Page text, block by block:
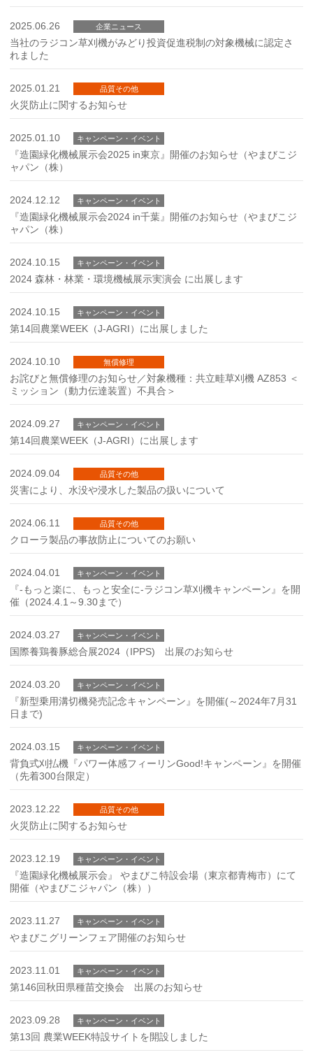
2025.06.26 企業ニュース
当社のラジコン草刈機がみどり投資促進税制の対象機械に認定さ
れました
2025.01.21 品質その他
火災防止に関するお知らせ
2025.01.10 キャンペーン・イベント
『造園緑化機械展示会2025 in東京』開催のお知らせ（やまびこジ
ャパン（株）
2024.12.12 キャンペーン・イベント
『造園緑化機械展示会2024 in千葉』開催のお知らせ（やまびこジ
ャパン（株）
2024.10.15 キャンペーン・イベント
2024 森林・林業・環境機械展示実演会 に出展します
2024.10.15 キャンペーン・イベント
第14回農業WEEK（J-AGRI）に出展しました
2024.10.10 無償修理
お詫びと無償修理のお知らせ／対象機種：共立畦草刈機 AZ853 ＜
ミッション（動力伝達装置）不具合＞
2024.09.27 キャンペーン・イベント
第14回農業WEEK（J-AGRI）に出展します
2024.09.04 品質その他
災害により、水没や浸水した製品の扱いについて
2024.06.11 品質その他
クローラ製品の事故防止についてのお願い
2024.04.01 キャンペーン・イベント
『-もっと楽に、もっと安全に-ラジコン草刈機キャンペーン』を開
催（2024.4.1～9.30まで）
2024.03.27 キャンペーン・イベント
国際養鶏養豚総合展2024（IPPS) 出展のお知らせ
2024.03.20 キャンペーン・イベント
『新型乗用溝切機発売記念キャンペーン』を開催(～2024年7月31
日まで)
2024.03.15 キャンペーン・イベント
背負式刈払機『パワー体感フィーリンGood!キャンペーン』を開催
（先着300台限定）
2023.12.22 品質その他
火災防止に関するお知らせ
2023.12.19 キャンペーン・イベント
『造園緑化機械展示会』 やまびこ特設会場（東京都青梅市）にて
開催（やまびこジャパン（株））
2023.11.27 キャンペーン・イベント
やまびこグリーンフェア開催のお知らせ
2023.11.01 キャンペーン・イベント
第146回秋田県種苗交換会 出展のお知らせ
2023.09.28 キャンペーン・イベント
第13回 農業WEEK特設サイトを開設しました